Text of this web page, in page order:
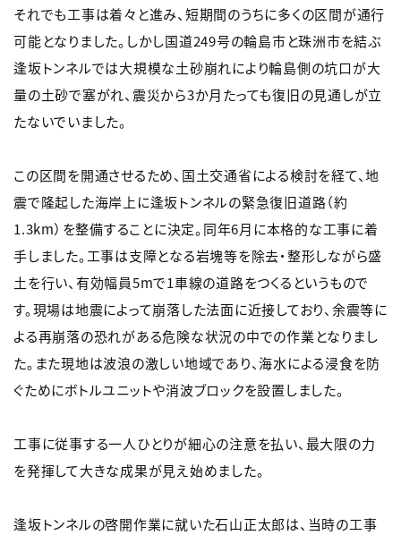
それでも工事は着々と進み、短期間のうちに多くの区間が通行
可能となりました。しかし国道249号の輪島市と珠洲市を結ぶ
逢坂トンネルでは大規模な土砂崩れにより輪島側の坑口が大
量の土砂で塞がれ、震災から3か月たっても復旧の見通しが立
たないでいました。
この区間を開通させるため、国土交通省による検討を経て、地
震で隆起した海岸上に逢坂トンネルの緊急復旧道路（約
1.3km）を整備することに決定。同年6月に本格的な工事に着
手しました。工事は支障となる岩塊等を除去・整形しながら盛
土を行い、有効幅員5mで1車線の道路をつくるというもので
す。現場は地震によって崩落した法面に近接しており、余震等に
よる再崩落の恐れがある危険な状況の中での作業となりまし
た。また現地は波浪の激しい地域であり、海水による浸食を防
ぐためにボトルユニットや消波ブロックを設置しました。
工事に従事する一人ひとりが細心の注意を払い、最大限の力
を発揮して大きな成果が見え始めました。
逢坂トンネルの啓開作業に就いた石山正太郎は、当時の工事